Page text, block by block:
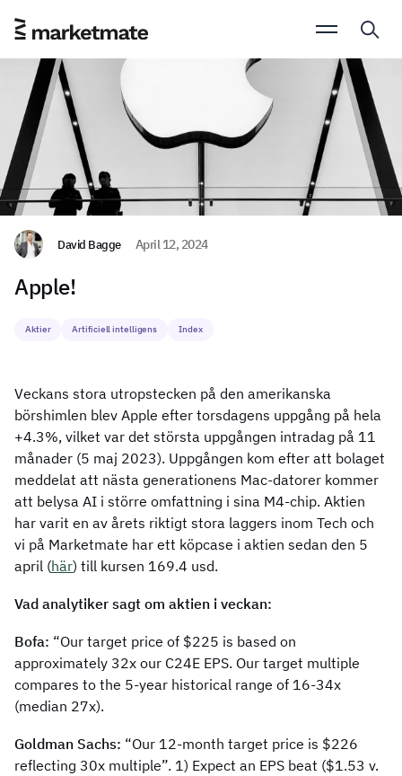
David Bagge April 12, 2024
Apple!
Aktier Artificiell intelligens Index
Veckans stora utropstecken på den amerikanska
börshimlen blev Apple efter torsdagens uppgång på hela
+4.3%, vilket var det största uppgången intradag på 11
månader (5 maj 2023). Uppgången kom efter att bolaget
meddelat att nästa generationens Mac-datorer kommer
att belysa AI i större omfattning i sina M4-chip. Aktien
har varit en av årets riktigt stora laggers inom Tech och
vi på Marketmate har ett köpcase i aktien sedan den 5
april (här) till kursen 169.4 usd.
Vad analytiker sagt om aktien i veckan:
Bofa: “Our target price of $225 is based on
approximately 32x our C24E EPS. Our target multiple
compares to the 5-year historical range of 16-34x
(median 27x).
Goldman Sachs: “Our 12-month target price is $226
reflecting 30x multiple”. 1) Expect an EPS beat ($1.53 v.